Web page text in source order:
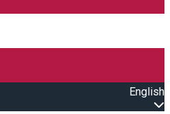
English